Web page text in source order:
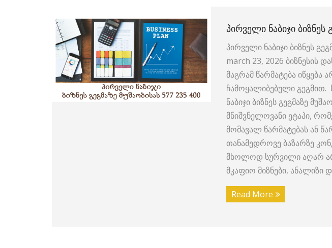
ᲞᲘᲠᲕᲔᲚᲘ ᲜᲐᲑᲘᲯᲘ ᲑᲘᲖᲜᲔᲡ
პირველი ნაბიჯი ბიზნეს
march 23, 2026 ბიზნესის
მაგრამ წარმატება
ჩამოყალიბებული
ნაბიჯი ბიზნეს გეგმაზე
მნიშვნელოვანი ეტაპი,
მომავალ წარმატებას ან
თანამედროვე ბაზარზე
მხოლოდ სურვილი აღარ
მკაფიო მიზნები, ანალიზი
Read More